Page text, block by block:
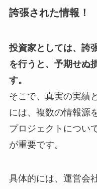
誇張された情報！
投資家としては、誇
を行うと、予期せぬ
す。
そこで、真実の実績
には、複数の情報源
プロジェクトについ
が重要です。
具体的には、運営会